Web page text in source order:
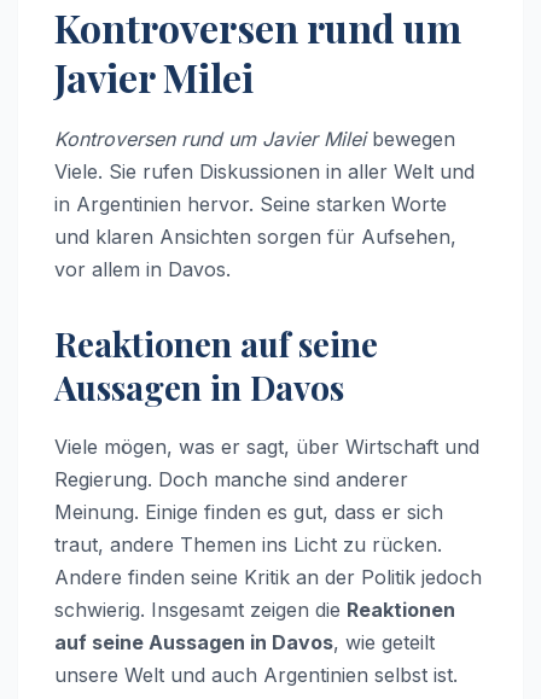
Kontroversen rund um
Javier Milei
Kontroversen rund um Javier Mileibewegen
Viele. Sie rufen Diskussionen in aller Welt und
in Argentinien hervor. Seine starken Worte
und klaren Ansichten sorgen für Aufsehen,
vor allem in Davos.
Reaktionen auf seine
Aussagen in Davos
Viele mögen, was er sagt, über Wirtschaft und
Regierung. Doch manche sind anderer
Meinung. Einige finden es gut, dass er sich
traut, andere Themen ins Licht zu rücken.
Andere finden seine Kritik an der Politik jedoch
schwierig. Insgesamt zeigen die Reaktionen
auf seine Aussagen in Davos, wie geteilt
unsere Welt und auch Argentinien selbst ist.